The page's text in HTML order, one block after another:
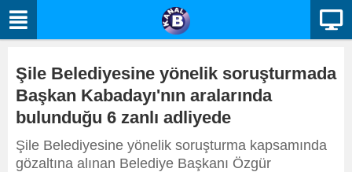
Şile Belediyesine yönelik soruşturmada
Başkan Kabadayı'nın aralarında
bulunduğu 6 zanlı adliyede
Şile Belediyesine yönelik soruşturma kapsamında
gözaltına alınan Belediye Başkanı Özgür